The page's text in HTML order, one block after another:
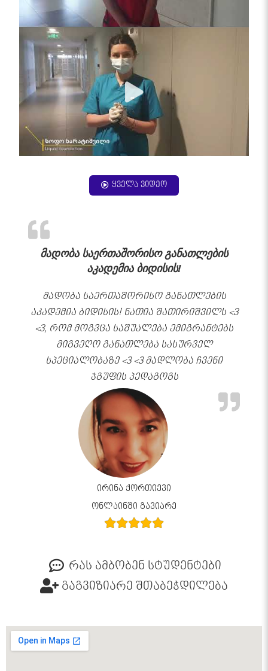
ყველა ვიდეო
მადობა საერთაშორისო განათლების
აკადემია ბიდისის!
მადობა საერთაშორისო განათლების
აკადემია ბიდისის! ნათია შათირიშვილს <3
<3, რომ მოგვცა საშუალება ემიგრანტებს
მიგვეღო განათლება სასურველ
სპეციალობაზე <3 <3 მადლობა ჩვენი
ჯგუფის პედაგოგს
ირინა ქორთიევი
ონლაინში გავიარე
რას ამბობენ სტუდენტები
გაგვიზიარე შთაბეჭდილება